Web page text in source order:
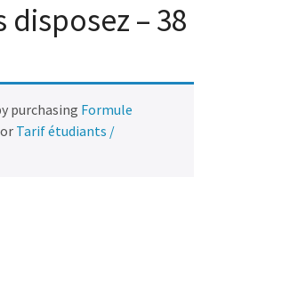
– 38
purchasing Formule
or Tarif étudiants /